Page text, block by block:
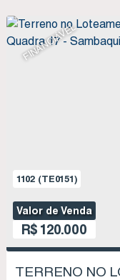
FINANCIÁVEL
1102 (TE0151)
R$ 120.000
Valor de Venda